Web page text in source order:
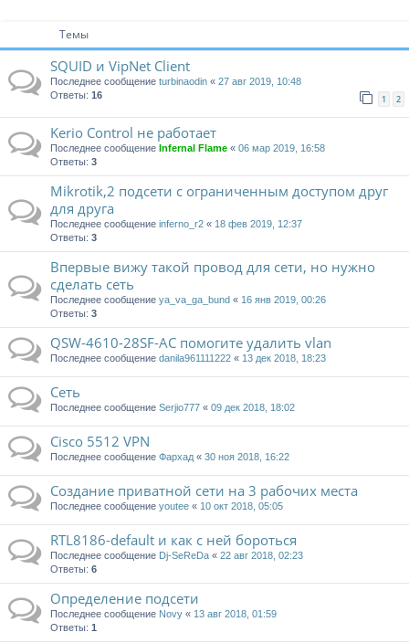
Темы
SQUID и VipNet Client
Последнее сообщение turbinaodin « 27 авг 2019, 10:48
Ответы: 16 1 2
Kerio Control не работает
Последнее сообщение Infernal Flame « 06 мар 2019, 16:58
Ответы: 3
Mikrotik,2 подсети с ограниченным доступом друг
для друга
Последнее сообщение inferno_r2 « 18 фев 2019, 12:37
Ответы: 3
Впервые вижу такой провод для сети, но нужно
сделать сеть
Последнее сообщение ya_va_ga_bund « 16 янв 2019, 00:26
Ответы: 3
QSW-4610-28SF-AC помогите удалить vlan
Последнее сообщение danila961111222 « 13 дек 2018, 18:23
Сеть
Последнее сообщение Serjio777 « 09 дек 2018, 18:02
Cisco 5512 VPN
Последнее сообщение Фархад « 30 ноя 2018, 16:22
Создание приватной сети на 3 рабочих места
Последнее сообщение youtee « 10 окт 2018, 05:05
RTL8186-default и как с ней бороться
Последнее сообщение Dj-SeReDa « 22 авг 2018, 02:23
Ответы: 6
Определение подсети
Последнее сообщение Novy « 13 авг 2018, 01:59
Ответы: 1